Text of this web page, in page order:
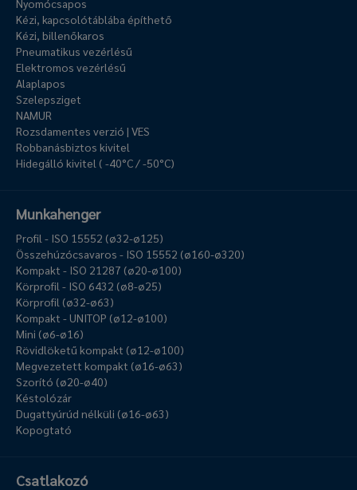
Nyomócsapos
Kézi, kapcsolótáblába építhető
Kézi, billenőkaros
Pneumatikus vezérlésű
Elektromos vezérlésű
Alaplapos
Szelepsziget
NAMUR
Rozsdamentes verzió | VES
Robbanásbiztos kivitel
Hidegálló kivitel ( -40°C / -50°C)
Munkahenger
Profil - ISO 15552 (ø32-ø125)
Összehúzócsavaros - ISO 15552 (ø160-ø320)
Kompakt - ISO 21287 (ø20-ø100)
Körprofil - ISO 6432 (ø8-ø25)
Körprofil (ø32-ø63)
Kompakt - UNITOP (ø12-ø100)
Mini (ø6-ø16)
Rövidlöketű kompakt (ø12-ø100)
Megvezetett kompakt (ø16-ø63)
Szorító (ø20-ø40)
Késtolózár
Dugattyúrúd nélküli (ø16-ø63)
Kopogtató
Csatlakozó